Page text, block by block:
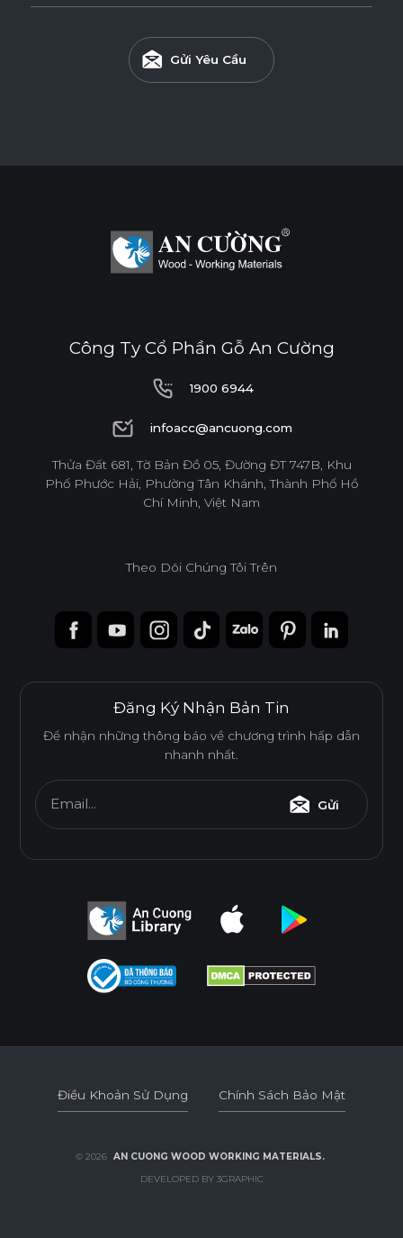
Gửi Yêu Cầu
Công Ty Cổ Phần Gỗ An Cường
1900 6944
1900 6944
infoacc@ancuong.com
infoacc@ancuong.com
Thửa Đất 681, Tờ Bản Đồ 05, Đường ĐT 747B, Khu
Phố Phước Hải, Phường Tân Khánh, Thành Phố Hồ
Chí Minh, Việt Nam
Theo Dõi Chúng Tôi Trên
Đăng Ký Nhận Bản Tin
Để nhận những thông báo về chương trình hấp dẫn
nhanh nhất.
Email... Gửi
Điều Khoản Sử Dụng Chính Sách Bảo Mật
© 2026 AN CUONG WOOD WORKING MATERIALS.
DEVELOPED BY 3GRAPHIC